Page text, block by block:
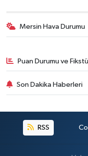
Mersin Hava Durumu
Puan Durumu ve
Son Dakika Haberleri
RSS